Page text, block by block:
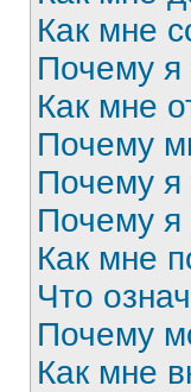
Как мне
Почему я
Как мне
Почему
Почему я
Почему я
Как мне
Что
Почему
Как мне